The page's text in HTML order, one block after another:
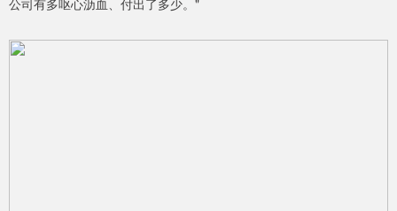
公司有多呕心沥血、付出了多少。"